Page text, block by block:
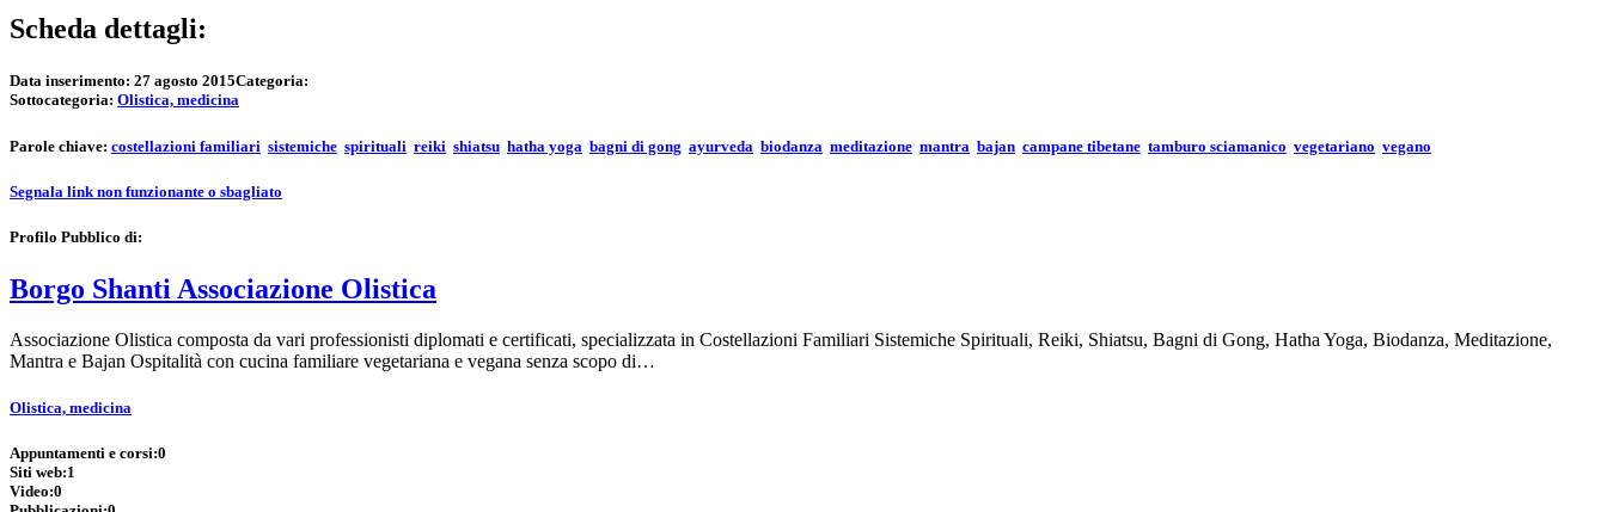
Scheda dettagli:
Data inserimento: 27 agosto 2015Categoria:
Sottocategoria: Olistica, medicina
Parole chiave: costellazioni familiari sistemiche spirituali reiki shiatsu hatha yoga bagni di gong ayurveda biodanza meditazione mantra bajan campane tibetane tamburo sciamanico vegetariano vegano
Segnala link non funzionante o sbagliato
Profilo Pubblico di:
Borgo Shanti Associazione Olistica
Associazione Olistica composta da vari professionisti diplomati e certificati, specializzata in Costellazioni Familiari Sistemiche Spirituali, Reiki, Shiatsu, Bagni di Gong, Hatha Yoga, Biodanza, Meditazione,
Mantra e Bajan Ospitalità con cucina familiare vegetariana e vegana senza scopo di…
Olistica, medicina
Appuntamenti e corsi:0
Siti web:1
Video:0